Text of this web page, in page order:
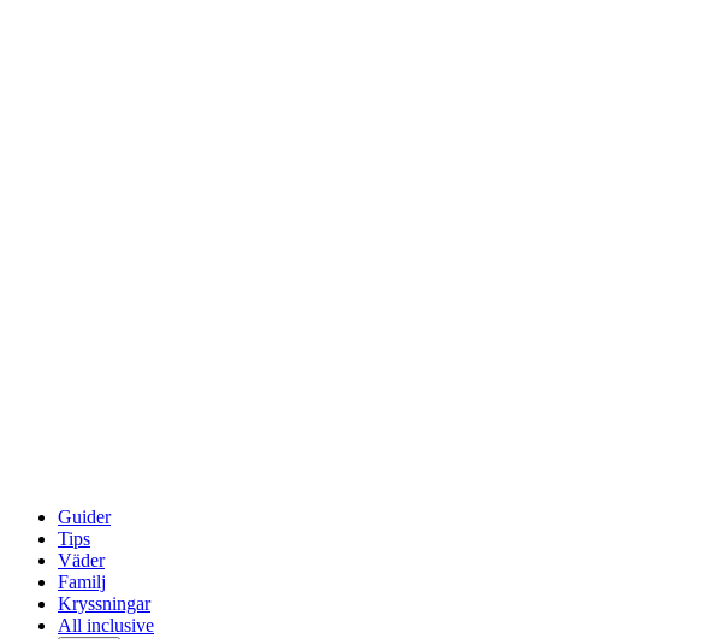
Guider
Tips
Väder
Familj
Kryssningar
All inclusive